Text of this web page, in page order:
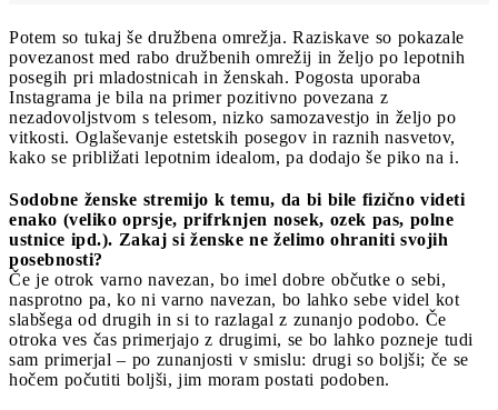
Potem so tukaj še družbena omrežja. Raziskave so pokazale
povezanost med rabo družbenih omrežij in željo po lepotnih
posegih pri mladostnicah in ženskah. Pogosta uporaba
Instagrama je bila na primer pozitivno povezana z
nezadovoljstvom s telesom, nizko samozavestjo in željo po
vitkosti. Oglaševanje estetskih posegov in raznih nasvetov,
kako se približati lepotnim idealom, pa dodajo še piko na i.
Sodobne ženske stremijo k temu, da bi bile fizično videti
enako (veliko oprsje, prifrknjen nosek, ozek pas, polne
ustnice ipd.). Zakaj si ženske ne želimo ohraniti svojih
posebnosti?
Če je otrok varno navezan, bo imel dobre občutke o sebi,
nasprotno pa, ko ni varno navezan, bo lahko sebe videl kot
slabšega od drugih in si to razlagal z zunanjo podobo. Če
otroka ves čas primerjajo z drugimi, se bo lahko pozneje tudi
sam primerjal – po zunanjosti v smislu: drugi so boljši; če se
hočem počutiti boljši, jim moram postati podoben.